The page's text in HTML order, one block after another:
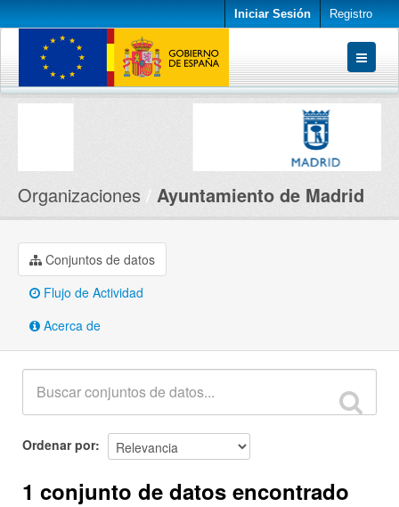
Iniciar Sesión Registro
Conjuntos de datos
Organizaciones Ayuntamiento de Madrid
Conjuntos de datos
Flujo de Actividad
Acerca de
Ordenar por
1 conjunto de datos encontrado